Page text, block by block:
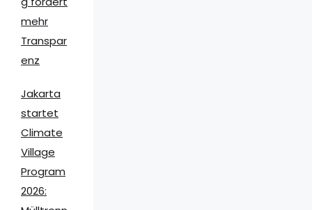
mehr
Transpar
enz
Jakarta
startet
Climate
Village
Program
2026: